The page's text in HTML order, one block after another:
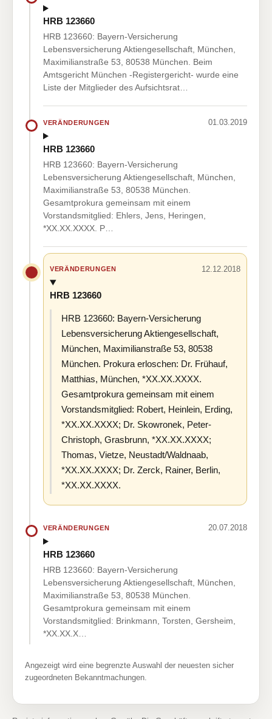
HRB 123660
HRB 123660: Bayern-Versicherung
Lebensversicherung Aktiengesellschaft, München,
Maximilianstraße 53, 80538 München. Beim
Amtsgericht München -Registergericht- wurde eine
Liste der Mitglieder des Aufsichtsrat…
VERÄNDERUNGEN 01.03.2019
HRB 123660
HRB 123660: Bayern-Versicherung
Lebensversicherung Aktiengesellschaft, München,
Maximilianstraße 53, 80538 München.
Gesamtprokura gemeinsam mit einem
Vorstandsmitglied: Ehlers, Jens, Heringen,
*XX.XX.XXXX. P…
VERÄNDERUNGEN 12.12.2018
HRB 123660
HRB 123660: Bayern-Versicherung
Lebensversicherung Aktiengesellschaft,
München, Maximilianstraße 53, 80538
München. Prokura erloschen: Dr. Frühauf,
Matthias, München, *XX.XX.XXXX.
Gesamtprokura gemeinsam mit einem
Vorstandsmitglied: Robert, Heinlein, Erding,
*XX.XX.XXXX; Dr. Skowronek, Peter-
Christoph, Grasbrunn, *XX.XX.XXXX;
Thomas, Vietze, Neustadt/Waldnaab,
*XX.XX.XXXX; Dr. Zerck, Rainer, Berlin,
*XX.XX.XXXX.
VERÄNDERUNGEN 20.07.2018
HRB 123660
HRB 123660: Bayern-Versicherung
Lebensversicherung Aktiengesellschaft, München,
Maximilianstraße 53, 80538 München.
Gesamtprokura gemeinsam mit einem
Vorstandsmitglied: Brinkmann, Torsten, Gersheim,
*XX.XX.X…
Angezeigt wird eine begrenzte Auswahl der neuesten sicher
zugeordneten Bekanntmachungen.